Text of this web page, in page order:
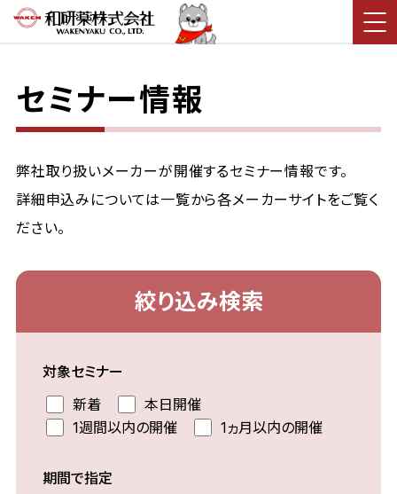
セミナー情報
弊社取り扱いメーカーが開催するセミナー情報です。
詳細申込みについては一覧から各メーカーサイトをご覧く
ださい。
絞り込み検索
対象セミナー
新着
本日開催
1週間以内の開催
1ヵ月以内の開催
期間で指定